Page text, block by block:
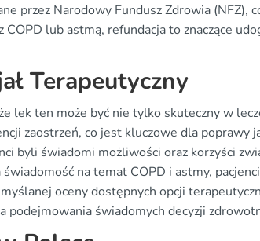
przez Narodowy Fundusz Zdrowia (NFZ),
lub astmą, refundacja to znaczące
Terapeutyczny
lek ten może być nie tylko skuteczny w
zaostrzeń, co jest kluczowe dla poprawy
byli świadomi możliwości oraz korzyści
na temat COPD i astmy,
oceny dostępnych opcji
podejmowania świadomych decyzji